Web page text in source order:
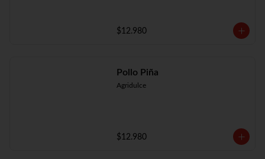
$12.980
Pollo Piña
Agridulce
$12.980